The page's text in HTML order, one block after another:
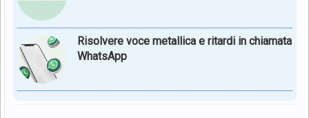
Risolvere voce metallica e ritardi in chiamata
WhatsApp